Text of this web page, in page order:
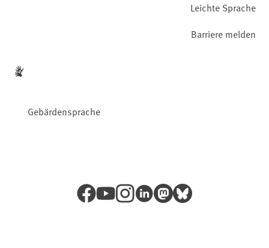
Leichte Sprache
Gebärdensprache
Barriere melden